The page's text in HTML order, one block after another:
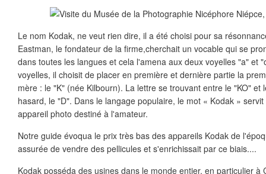
Le nom Kodak, ne veut rien dire, il a été choisi pour sa
Eastman, le fondateur de la firme,cherchait un vocable qui se
dans toutes les langues et cela l'amena aux deux voyelles "a" et
voyelles, il choisit de placer en première et dernière partie la
mère : le "K" (née Kilbourn). La lettre se trouvant entre le "KO" et
hasard, le "D". Dans le langage populaire, le mot « Kodak »
appareil photo destiné à l'amateur.
Notre guide évoqua le prix très bas des appareils Kodak de
assurée de vendre des pellicules et s'enrichissait par ce biais....
Kodak posséda des usines dans le monde entier, en particulier à